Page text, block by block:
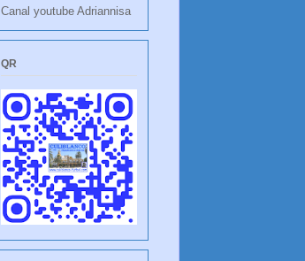
Canal youtube Adriannisa
QR